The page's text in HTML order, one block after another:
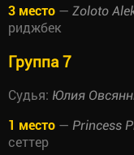
3 место — Zoloto
риджбек
Группа 7
Судья: Юлия
1 место — Princess
сеттер